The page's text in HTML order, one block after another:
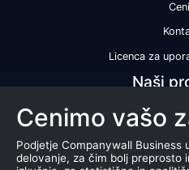
Licenca za
Naši
Bonitetno
Certifikat
Cenimo vašo
Podjetje Companywall Business
delovanje, za čim bolj preprosto